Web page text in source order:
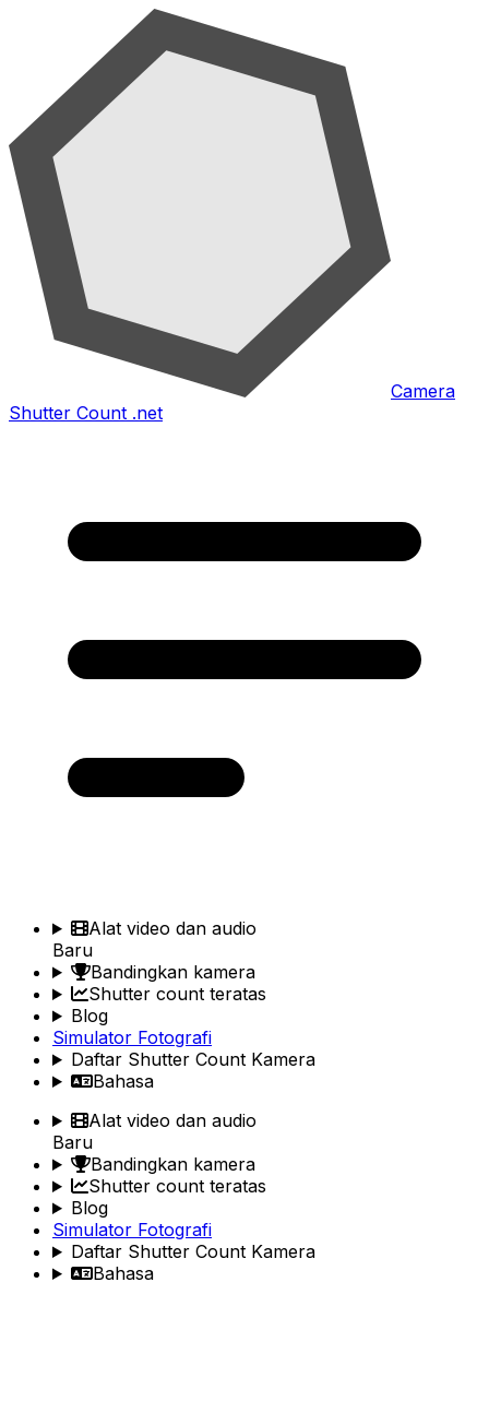
Camera
Shutter Count .net
Alat video dan audio
Baru
Bandingkan kamera
Shutter count teratas
Blog
Simulator Fotografi
Daftar Shutter Count Kamera
Bahasa
Alat video dan audio
Baru
Bandingkan kamera
Shutter count teratas
Blog
Simulator Fotografi
Daftar Shutter Count Kamera
Bahasa